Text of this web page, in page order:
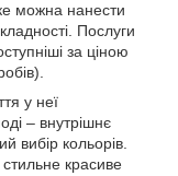
можна нанести
Послуги
за ціною
у неї
– внутрішнє
вибір кольорів.
красиве